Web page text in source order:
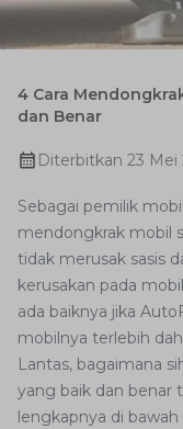
4 Cara
dan Benar
Diterbitkan 23 Mei
Sebagai pemilik
mendongkrak mobil
tidak merusak sasis
kerusakan pada
ada baiknya jika
mobilnya terlebih
Lantas, bagaimana
yang baik dan benar
lengkapnya di bawah